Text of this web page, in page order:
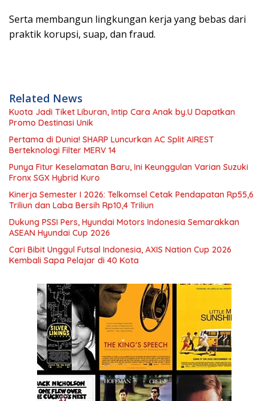
Serta membangun lingkungan kerja yang bebas dari
praktik korupsi, suap, dan fraud.
Related News
Kuota Jadi Tiket Liburan, Intip Cara Anak by.U Dapatkan
Promo Destinasi Unik
Pertama di Dunia! SHARP Luncurkan AC Split AIREST
Berteknologi Filter MERV 14
Punya Fitur Keselamatan Baru, Ini Keunggulan Varian Suzuki
Fronx SGX Hybrid Kuro
Kinerja Semester I 2026: Telkomsel Cetak Pendapatan Rp55,6
Triliun dan Laba Bersih Rp10,4 Triliun
Dukung PSSI Pers, Hyundai Motors Indonesia Semarakkan
ASEAN Hyundai Cup 2026
Cari Bibit Unggul Futsal Indonesia, AXIS Nation Cup 2026
Kembali Sapa Pelajar di 40 Kota